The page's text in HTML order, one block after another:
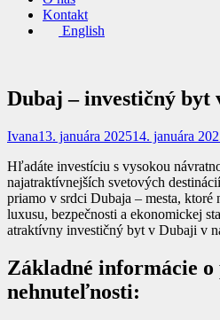
Kontakt
English
Dubaj – investičný byt
Ivana13. januára 202514. januára
Hľadáte investíciu s vysokou
najatraktívnejších svetových
priamo v srdci Dubaja – mesta, ktoré
luxusu, bezpečnosti a ekonomickej
atraktívny investičný byt v Dubaji v
Základné informácie o
nehnuteľnosti: